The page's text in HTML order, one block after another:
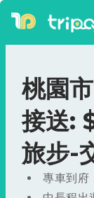
桃園
接送:
旅步-
專車到府